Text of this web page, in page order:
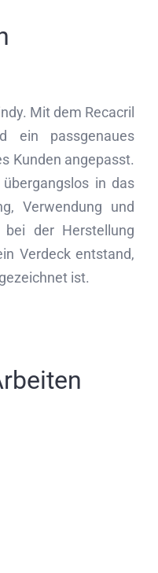
Mit dem Recacril
ein passgenaues
Kunden angepasst.
in das
Verwendung und
der Herstellung
Verdeck entstand,
ist.